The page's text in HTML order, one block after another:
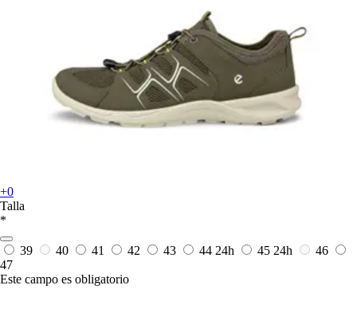
+0
Talla
*
39 40 41 42 43 44 24h 45 24h
46
47
Este campo es obligatorio